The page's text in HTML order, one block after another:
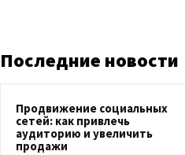
Последние новости
Продвижение социальных
сетей: как привлечь
аудиторию и увеличить
продажи